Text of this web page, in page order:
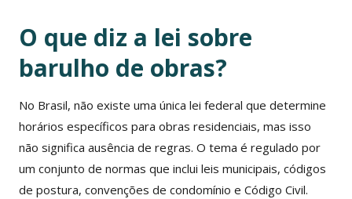
O que diz a lei sobre
barulho de obras?
No Brasil, não existe uma única lei federal que determine
horários específicos para obras residenciais, mas isso
não significa ausência de regras. O tema é regulado por
um conjunto de normas que inclui leis municipais, códigos
de postura, convenções de condomínio e Código Civil.